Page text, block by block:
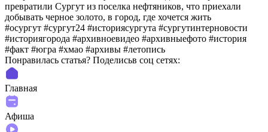
превратили Сургут из поселка нефтяников, что приехали
добывать черное золото, в город, где хочется жить
#осургут #сургут24 #историясургута #сургутинтерновости
#историягорода #архивноевидео #архивныефото #история
#факт #югра #хмао #архивы #летопись
Понравилась статья? Поделиcьв соц сетях:
Главная
Афиша